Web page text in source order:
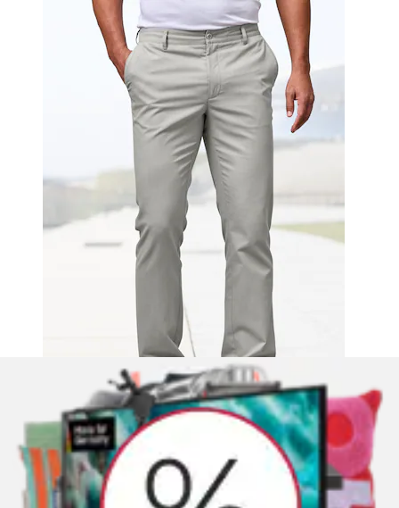
+ Farben
Leinenhemd », Kurzarmhemd« Luftiges
Freizeithemd mit dezentem Muster
John Devin
Ursprünglicher Preisstatt 34,99 € Rabatt